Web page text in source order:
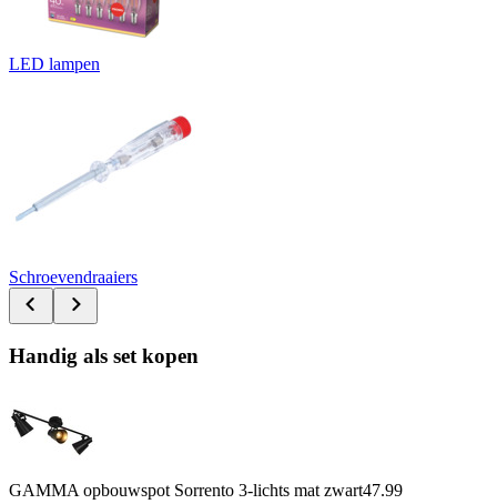
LED lampen
Schroevendraaiers
Handig als set kopen
GAMMA opbouwspot Sorrento 3-lichts mat zwart47.99